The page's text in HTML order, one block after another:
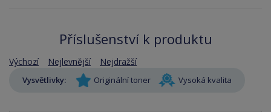
Příslušenství k produktu
Výchozí Nejlevnější Nejdražší
Vysvětlivky: Originální toner Vysoká kvalita